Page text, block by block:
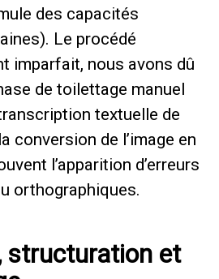
des capacités
Le procédé
imparfait, nous avons dû
de toilettage manuel
textuelle de
conversion de l’image en
l’apparition d’erreurs
orthographiques.
structuration et